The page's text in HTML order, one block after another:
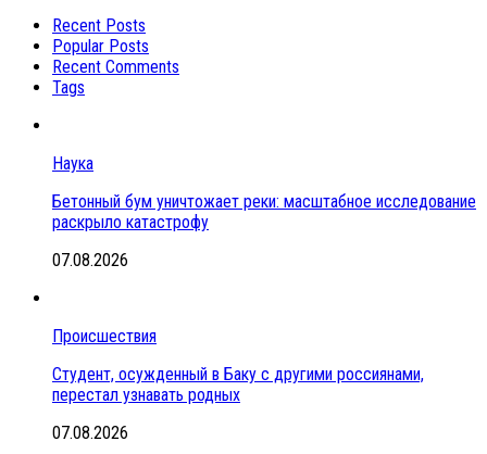
Recent Posts
Popular Posts
Recent Comments
Tags
Наука
Бетонный бум уничтожает реки: масштабное исследование
раскрыло катастрофу
07.08.2026
Происшествия
Студент, осужденный в Баку с другими россиянами,
перестал узнавать родных
07.08.2026